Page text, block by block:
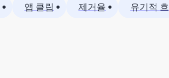
앱 클립 제거율 유기적